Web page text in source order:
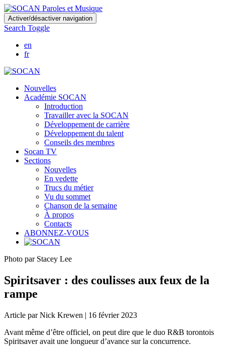
Skip
to
main
content
Activer/désactiver navigation
Search Toggle
en
fr
Nouvelles
Académie SOCAN
Introduction
Travailler avec la SOCAN
Développement de carrière
Développement du talent
Conseils des membres
Socan TV
Sections
Nouvelles
En vedette
Trucs du métier
Vu du sommet
Chanson de la semaine
À propos
Contacts
ABONNEZ-VOUS
Photo par Stacey Lee
Spiritsaver : des coulisses aux feux de la
rampe
Article par Nick Krewen | 16 février 2023
Avant même d’être officiel, on peut dire que le duo R&B torontois
Spiritsaver avait une longueur d’avance sur la concurrence.